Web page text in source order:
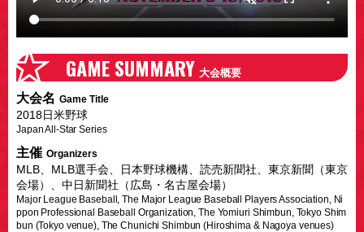
GAME SUMMARY 大会概要
大会名 Game Title
2018日米野球
Japan All-Star Series
主催 Organizers
MLB、MLB選手会、日本野球機構、読売新聞社、東京新聞（東京
会場）、中日新聞社（広島・名古屋会場）
Major League Baseball, The Major League Baseball Players Association, Ni
ppon Professional Baseball Organization, The Yomiuri Shimbun, Tokyo Shim
bun (Tokyo venue), The Chunichi Shimbun (Hiroshima & Nagoya venues)